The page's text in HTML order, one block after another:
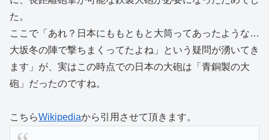
た。
ここで「あれ？日本にももともと大筒ってあったような…
大坂冬の陣で撃ちまくってたよね」という疑問が湧いてき
ます」が、実はこの時点での日本の大砲は「青銅製の大
砲」だったのですね。
こちらWikipediaから引用させて頂きます。